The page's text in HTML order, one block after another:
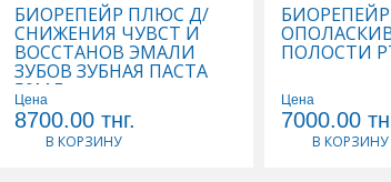
БИОРЕПЕЙР ПЛЮС Д/
СНИЖЕНИЯ ЧУВСТ И
ВОССТАНОВ ЭМАЛИ
ЗУБОВ ЗУБНАЯ ПАСТА
50МЛ
Цена
8700.00 тнг.
В КОРЗИНУ
БИОРЕПЕЙР
ПОЛОСТИ
Цена
7000.00
В КОРЗИНУ